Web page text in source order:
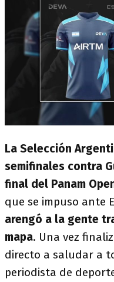
La Selección
semifinales contra
final del Panam
que se impuso ante
arengó a la gente
mapa. Una vez
directo a saludar a
periodista de